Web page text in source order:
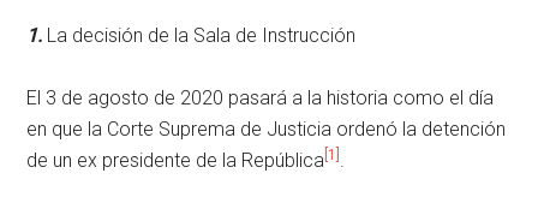
1. La decisión de la Sala de Instrucción
El 3 de agosto de 2020 pasará a la historia como el día
en que la Corte Suprema de Justicia ordenó la detención
de un ex presidente de la República [1]